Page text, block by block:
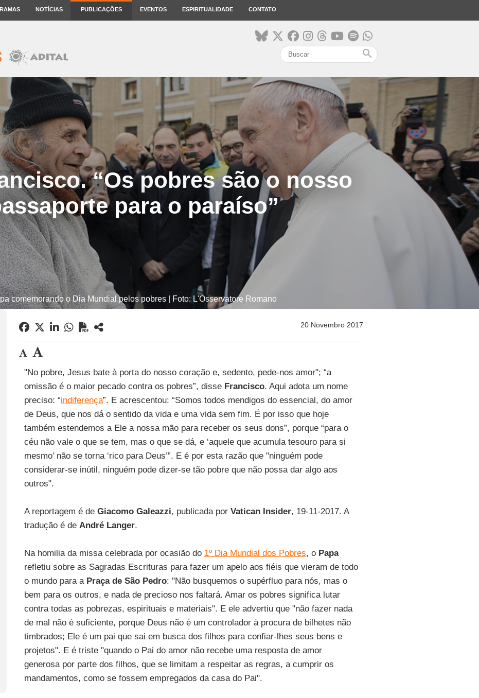
NOTÍCIAS PUBLICAÇÕES EVENTOS ESPIRITUALIDADE CONTATO
search
“Os pobres são o nosso
para o paraíso”
comemorando o Dia Mundial pelos pobres | Foto: L'Osservatore Romano
20 Novembro 2017
"No pobre, Jesus bate à porta do nosso coração e, sedento, pede-nos amor"; “a
omissão é o maior pecado contra os pobres”, disse Francisco. Aqui adota um nome
preciso: “indiferença”. E acrescentou: “Somos todos mendigos do essencial, do amor
de Deus, que nos dá o sentido da vida e uma vida sem fim. É por isso que hoje
também estendemos a Ele a nossa mão para receber os seus dons”, porque “para o
céu não vale o que se tem, mas o que se dá, e ‘aquele que acumula tesouro para si
mesmo’ não se torna ‘rico para Deus’”. E é por esta razão que "ninguém pode
considerar-se inútil, ninguém pode dizer-se tão pobre que não possa dar algo aos
outros".
A reportagem é de Giacomo Galeazzi, publicada por Vatican Insider, 19-11-2017. A
tradução é de André Langer.
Na homilia da missa celebrada por ocasião do 1º Dia Mundial dos Pobres, o Papa
refletiu sobre as Sagradas Escrituras para fazer um apelo aos fiéis que vieram de todo
o mundo para a Praça de São Pedro: "Não busquemos o supérfluo para nós, mas o
bem para os outros, e nada de precioso nos faltará. Amar os pobres significa lutar
contra todas as pobrezas, espirituais e materiais". E ele advertiu que "não fazer nada
de mal não é suficiente, porque Deus não é um controlador à procura de bilhetes não
timbrados; Ele é um pai que sai em busca dos filhos para confiar-lhes seus bens e
projetos". E é triste "quando o Pai do amor não recebe uma resposta de amor
generosa por parte dos filhos, que se limitam a respeitar as regras, a cumprir os
mandamentos, como se fossem empregados da casa do Pai".